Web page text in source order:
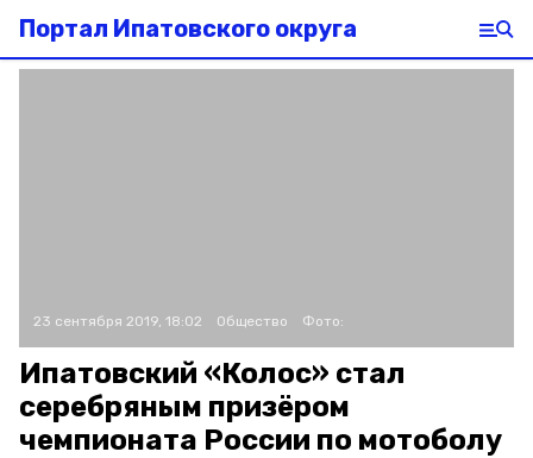
Портал Ипатовского округа
23 сентября 2019, 18:02 Общество Фото:
Ипатовский «Колос» стал
серебряным призёром
чемпионата России по мотоболу